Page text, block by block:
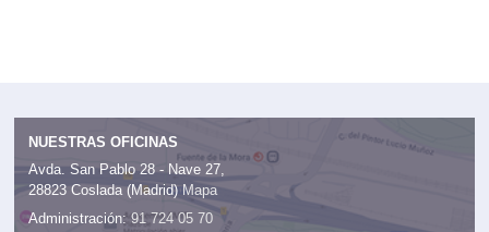
NUESTRAS OFICINAS
Avda. San Pablo 28 - Nave 27,
28823 Coslada (Madrid) Mapa
Administración: 91 724 05 70